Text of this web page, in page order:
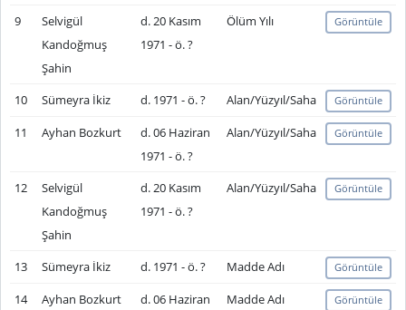
9
Selvigül
Kandoğmuş
Şahin
d. 20 Kasım
1971 - ö. ?
Ölüm Yılı Görüntüle
10 Sümeyra İkiz d. 1971 - ö. ? Alan/Yüzyıl/Saha Görüntüle
11 Ayhan Bozkurt
d. 06 Haziran
1971 - ö. ?
Alan/Yüzyıl/Saha Görüntüle
12
Selvigül
Kandoğmuş
Şahin
d. 20 Kasım
1971 - ö. ?
Alan/Yüzyıl/Saha Görüntüle
13 Sümeyra İkiz d. 1971 - ö. ? Madde Adı Görüntüle
14 Ayhan Bozkurt
d. 06 Haziran
Madde Adı Görüntüle